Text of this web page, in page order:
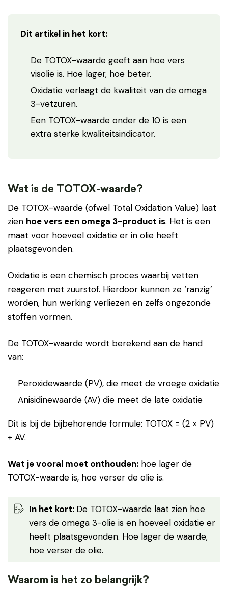
Dit artikel in het kort:
De TOTOX-waarde geeft aan hoe vers
visolie is. Hoe lager, hoe beter.
Oxidatie verlaagt de kwaliteit van de omega
3-vetzuren.
Een TOTOX-waarde onder de 10 is een
extra sterke kwaliteitsindicator.
Wat is de TOTOX-waarde?
De TOTOX-waarde (ofwel Total Oxidation Value) laat
zien hoe vers een omega 3-product is. Het is een
maat voor hoeveel oxidatie er in olie heeft
plaatsgevonden.
Oxidatie is een chemisch proces waarbij vetten
reageren met zuurstof. Hierdoor kunnen ze ‘ranzig’
worden, hun werking verliezen en zelfs ongezonde
stoffen vormen.
De TOTOX-waarde wordt berekend aan de hand
van:
Peroxidewaarde (PV), die meet de vroege oxidatie
Anisidinewaarde (AV) die meet de late oxidatie
Dit is bij de bijbehorende formule: TOTOX = (2 × PV)
+ AV.
Wat je vooral moet onthouden: hoe lager de
TOTOX-waarde is, hoe verser de olie is.
In het kort: De TOTOX-waarde laat zien hoe
vers de omega 3-olie is en hoeveel oxidatie er
heeft plaatsgevonden. Hoe lager de waarde,
hoe verser de olie.
Waarom is het zo belangrijk?